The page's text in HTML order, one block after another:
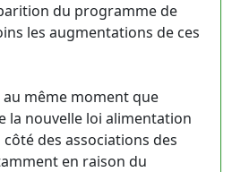
du programme de
les augmentations de ces
même moment que
la nouvelle loi alimentation
des associations des
en raison du